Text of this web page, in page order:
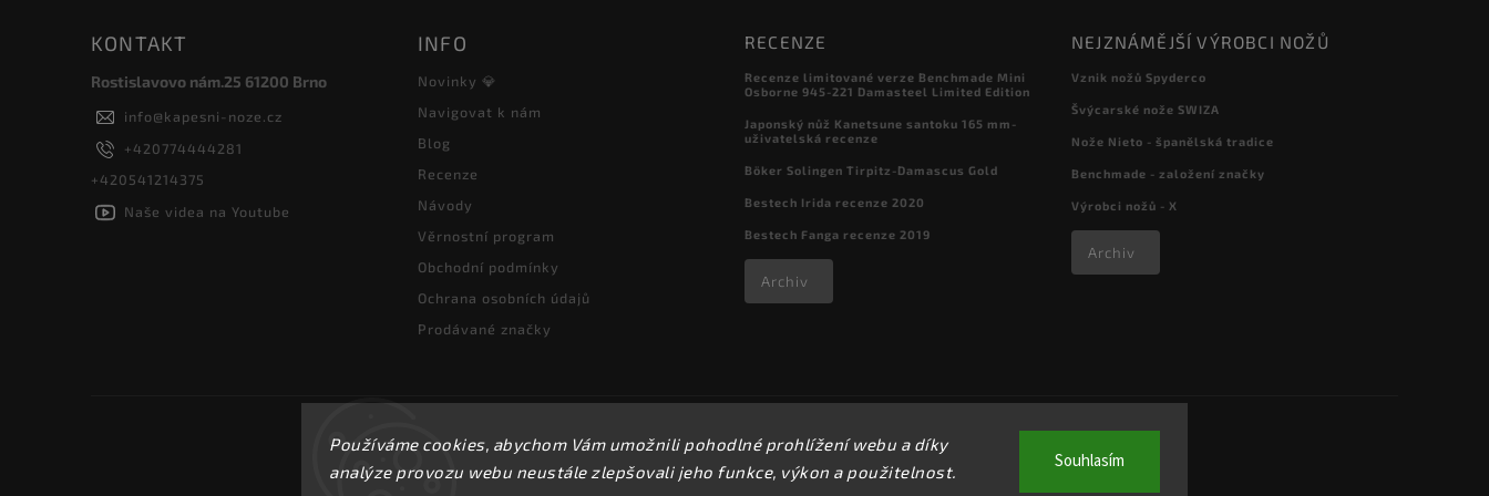
Používáme cookies, abychom Vám umožnili pohodlné prohlížení webu a díky
analýze provozu webu neustále zlepšovali jeho funkce, výkon a použitelnost.
Souhlasím
KONTAKT
Rostislavovo nám.25 61200 Brno
info@kapesni-noze.cz
+420774444281
+420541214375
Naše videa na Youtube
INFO
Novinky 💎
Navigovat k nám
Blog
Recenze
Návody
Věrnostní program
Obchodní podmínky
Ochrana osobních údajů
Prodávané značky
RECENZE
Recenze limitované verze Benchmade Mini
Osborne 945-221 Damasteel Limited Edition
Japonský nůž Kanetsune santoku 165 mm-
uživatelská recenze
Böker Solingen Tirpitz-Damascus Gold
Bestech Irida recenze 2020
Bestech Fanga recenze 2019
Archiv
NEJZNÁMĚJŠÍ VÝROBCI NOŽŮ
Vznik nožů Spyderco
Švýcarské nože SWIZA
Nože Nieto - španělská tradice
Benchmade - založení značky
Výrobci nožů - X
Archiv
Copyright 2026kapesni-noze.cz . Všechna práva vyhrazena.
Upravit nastavení cookies